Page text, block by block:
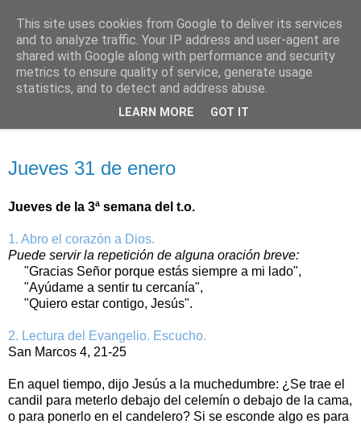
Oración personal
con el Evangelio de cada día
Jueves 31 de enero
Jueves de la 3ª semana del t.o.
1. Abro el corazón a Dios.
Puede servir la repetición de alguna oración breve:
"Gracias Señor porque estás siempre a mi lado",
"Ayúdame a sentir tu cercanía",
"Quiero estar contigo, Jesús".
2. Lectura del Evangelio. Escucho.
San Marcos 4, 21-25
En aquel tiempo, dijo Jesús a la muchedumbre: ¿Se trae el
candil para meterlo debajo del celemín o debajo de la cama,
o para ponerlo en el candelero? Si se esconde algo es para
This site uses cookies from Google to deliver its services
and to analyze traffic. Your IP address and user-agent are
shared with Google along with performance and security
metrics to ensure quality of service, generate usage
statistics, and to detect and address abuse.
LEARN MORE GOT IT